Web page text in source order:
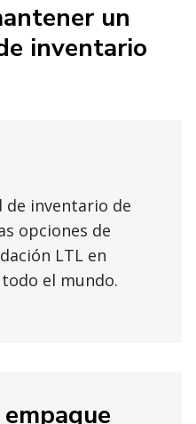
un
inventario
de inventario de
opciones de
LTL en
el mundo.